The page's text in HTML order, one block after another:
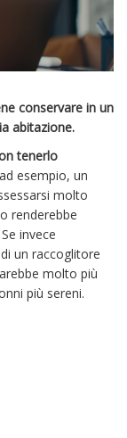
conservare in un
abitazione.
tenerlo
esempio, un
molto
renderebbe
invece
un raccoglitore
molto più
più sereni.